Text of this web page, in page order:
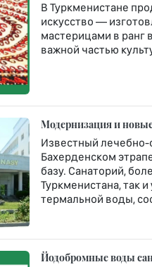
В Туркменистане
искусство —
мастерицами в ранг
важной частью
Модернизация и
Известный
Бахерденском
базу. Санаторий,
Туркменистана, так
термальной воды,
Йодобромные воды